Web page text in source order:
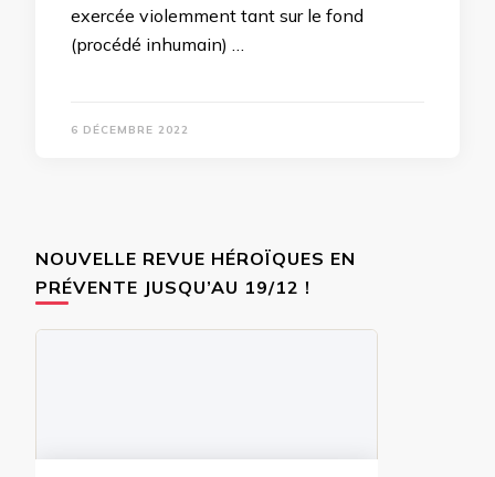
exercée violemment tant sur le fond
(procédé inhumain) …
6 DÉCEMBRE 2022
NOUVELLE REVUE HÉROÏQUES EN
PRÉVENTE JUSQU’AU 19/12 !